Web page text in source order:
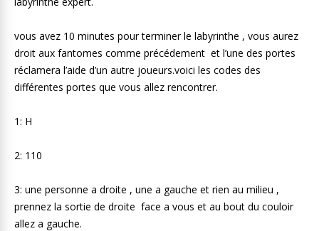
vous avez 10 minutes pour terminer le labyrinthe , vous aurez
droit aux fantomes comme précédement et l’une des portes
réclamera l’aide d’un autre joueurs.voici les codes des
différentes portes que vous allez rencontrer.
1: H
2: 110
3: une personne a droite , une a gauche et rien au milieu ,
prennez la sortie de droite face a vous et au bout du couloir
allez a gauche.